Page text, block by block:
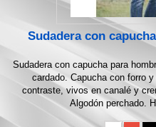
Sudadera con
Sudadera con capucha para
cardado. Capucha con forro
contraste, vivos en canalé y
Algodón perchado.